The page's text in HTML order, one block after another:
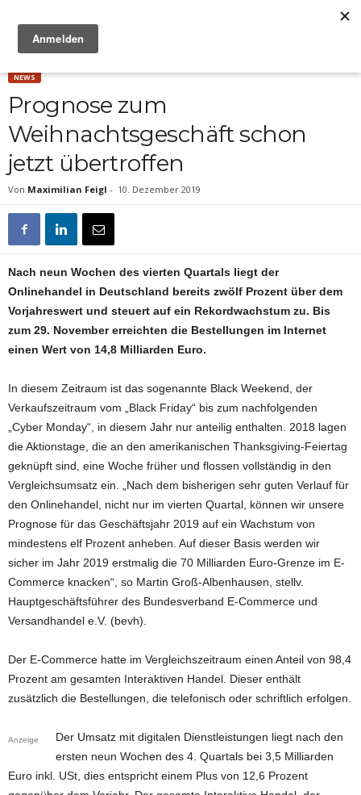
NEWS
Prognose zum
Weihnachtsgeschäft schon
jetzt übertroffen
Von Maximilian Feigl - 10. Dezember 2019
Nach neun Wochen des vierten Quartals liegt der
Onlinehandel in Deutschland bereits zwölf Prozent über dem
Vorjahreswert und steuert auf ein Rekordwachstum zu. Bis
zum 29. November erreichten die Bestellungen im Internet
einen Wert von 14,8 Milliarden Euro.
In diesem Zeitraum ist das sogenannte Black Weekend, der
Verkaufszeitraum vom „Black Friday“ bis zum nachfolgenden
„Cyber Monday“, in diesem Jahr nur anteilig enthalten. 2018 lagen
die Aktionstage, die an den amerikanischen Thanksgiving-Feiertag
geknüpft sind, eine Woche früher und flossen vollständig in den
Vergleichsumsatz ein. „Nach dem bisherigen sehr guten Verlauf für
den Onlinehandel, nicht nur im vierten Quartal, können wir unsere
Prognose für das Geschäftsjahr 2019 auf ein Wachstum von
mindestens elf Prozent anheben. Auf dieser Basis werden wir
sicher im Jahr 2019 erstmalig die 70 Milliarden Euro-Grenze im E-
Commerce knacken“, so Martin Groß-Albenhausen, stellv.
Hauptgeschäftsführer des Bundesverband E-Commerce und
Versandhandel e.V. (bevh).
Der E-Commerce hatte im Vergleichszeitraum einen Anteil von 98,4
Prozent am gesamten Interaktiven Handel. Dieser enthält
zusätzlich die Bestellungen, die telefonisch oder schriftlich erfolgen.
Anzeige
Der Umsatz mit digitalen Dienstleistungen liegt nach den
ersten neun Wochen des 4. Quartals bei 3,5 Milliarden
Euro inkl. USt, dies entspricht einem Plus von 12,6 Prozent